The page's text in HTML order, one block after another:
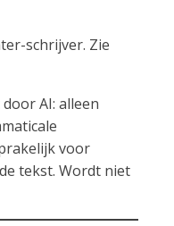
schrijver. Zie
AI: alleen
voor
tekst. Wordt niet